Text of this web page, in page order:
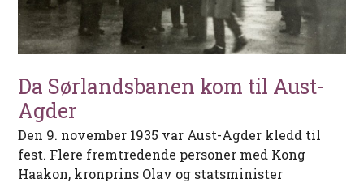
Da Sørlandsbanen kom til Aust-
Agder
Den 9. november 1935 var Aust-Agder kledd til
fest. Flere fremtredende personer med Kong
Haakon, kronprins Olav og statsminister